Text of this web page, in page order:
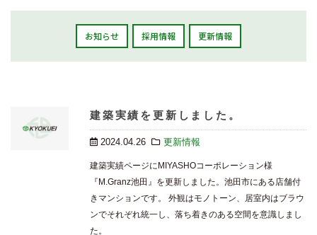
お知らせ 採用情報 更新情報
建築実績を更新しました。
2024.04.26 更新情報
建築実績ページにMIYASHOコーポレーション様
『M.Granz池田』を更新しました。池田市にある店舗付
きマンションです。 外観はモノトーン、居室内はブラウ
ンでそれぞれ統一し、落ち着きのある空間を意識しまし
た。